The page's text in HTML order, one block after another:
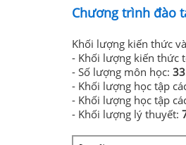
Chương trình đào
Khối lượng kiến thức
- Khối lượng kiến thức
- Số lượng môn học: 33
- Khối lượng học tập
- Khối lượng học tập
- Khối lượng lý thuyết: